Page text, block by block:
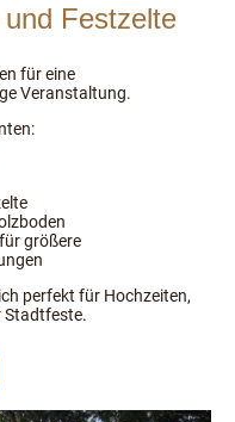
Festzelte
für eine
Veranstaltung.
größere
perfekt für Hochzeiten,
Stadtfeste.